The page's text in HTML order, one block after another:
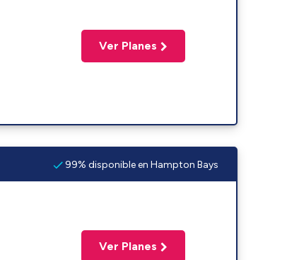
Ver Planes
99% disponible en Hampton Bays
Ver Planes